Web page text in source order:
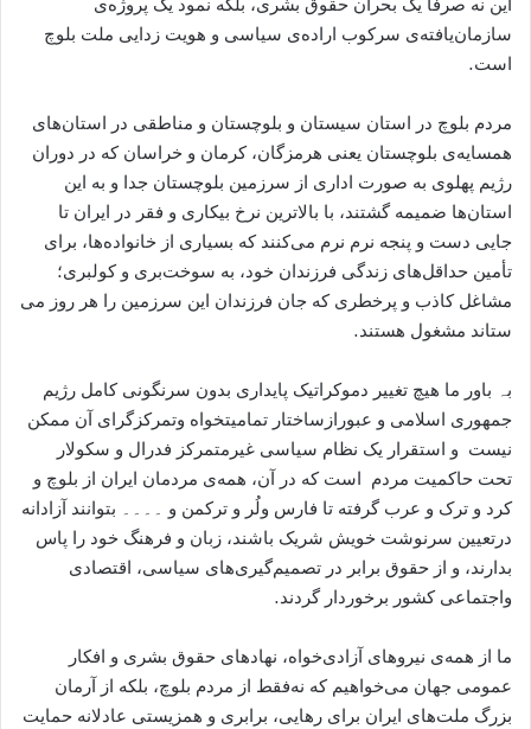
سازمان‌یافته‌ی سرکوب اراده‌ی سیاسی و هویت زدایی ملت بلوچ
است.
مردم بلوچ در استان‌ سیستان و بلوچستان و مناطقی در استان‌ھای
ھمسایه‌ی بلوچستان یعنی هرمزگان، کرمان و خراسان که در دوران
رژیم پهلوی به‌ صورت اداری از سرزمین بلوچستان جدا و به این
استان‌ھا ضمیمه گشتند، با بالاترین نرخ بیکاری و فقر در ایران تا
جایی دست و پنجه نرم نرم می‌کنند که بسیاری از خانواده‌ها، برای
تأمین حداقل‌های زندگی فرزندان خود، به سوخت‌بری و کولبری؛
مشاغل کاذب و پرخطری که جان فرزندان این سرزمین را هر روز می
ستاند مشغول هستند.
بہ باور ما هیچ تغییر دموکراتیک پایداری بدون سرنگونی کامل رژیم
جمهوری اسلامی و عبورازساختار تمامیتخواه وتمرکزگرای آن ممکن
نیست و استقرار یک نظام سیاسی غیرمتمرکز فدرال و سکولار
تحت حاکمیت مردم است که در آن، همه‌ی مردمان ایران از بلوچ و
کرد و ترک و عرب گرفته تا فارس ولُر و ترکمن و ۔۔۔۔ بتوانند آزادانه
درتعیین سرنوشت خویش شریک باشند، زبان و فرهنگ خود را پاس
بدارند، و از حقوق برابر در تصمیم‌گیری‌های سیاسی، اقتصادی
واجتماعی کشور برخوردار گردند.
ما از همه‌ی نیروهای آزادی‌خواه، نهادهای حقوق بشری و افکار
عمومی جهان می‌خواهیم که نه‌فقط از مردم بلوچ، بلکه از آرمان
بزرگ ملت‌های ایران برای رهایی، برابری و همزیستی عادلانه حمایت